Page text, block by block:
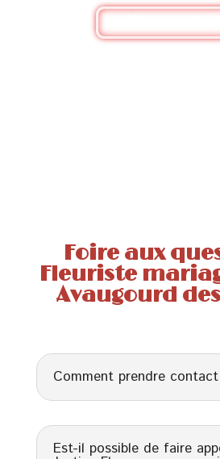
Foire aux
Fleuriste
Avaugourd
Comment prendre
Est-il possible de faire